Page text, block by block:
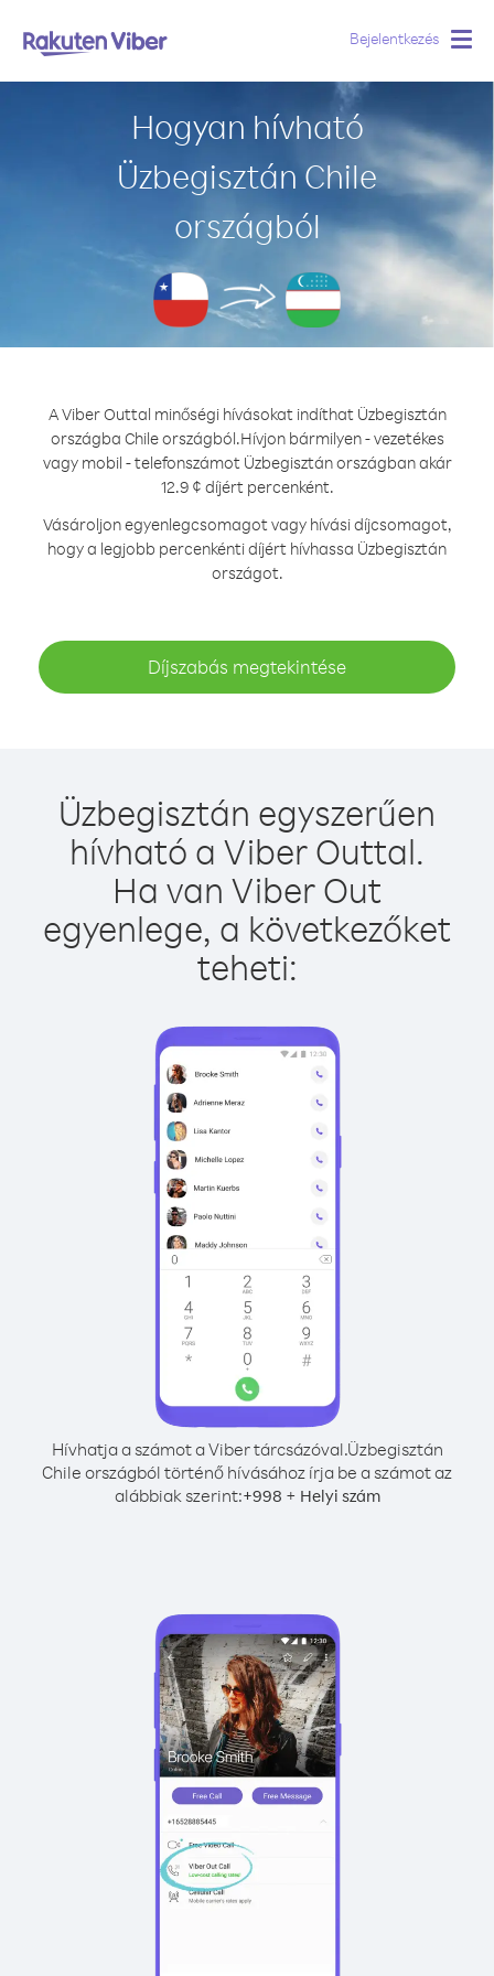
Bejelentkezés
Hogyan hívható
Üzbegisztán Chile
országból
A Viber Outtal minőségi hívásokat indíthat Üzbegisztán
országba Chile országból.Hívjon bármilyen - vezetékes
vagy mobil - telefonszámot Üzbegisztán országban akár
12.9 ¢ díjért percenként.
Vásároljon egyenlegcsomagot vagy hívási díjcsomagot,
hogy a legjobb percenkénti díjért hívhassa Üzbegisztán
országot.
Díjszabás megtekintése
Üzbegisztán egyszerűen
hívható a Viber Outtal.
Ha van Viber Out
egyenlege, a következőket
teheti:
Hívhatja a számot a Viber tárcsázóval.Üzbegisztán
Chile országból történő hívásához írja be a számot az
alábbiak szerint:+998 + Helyi szám